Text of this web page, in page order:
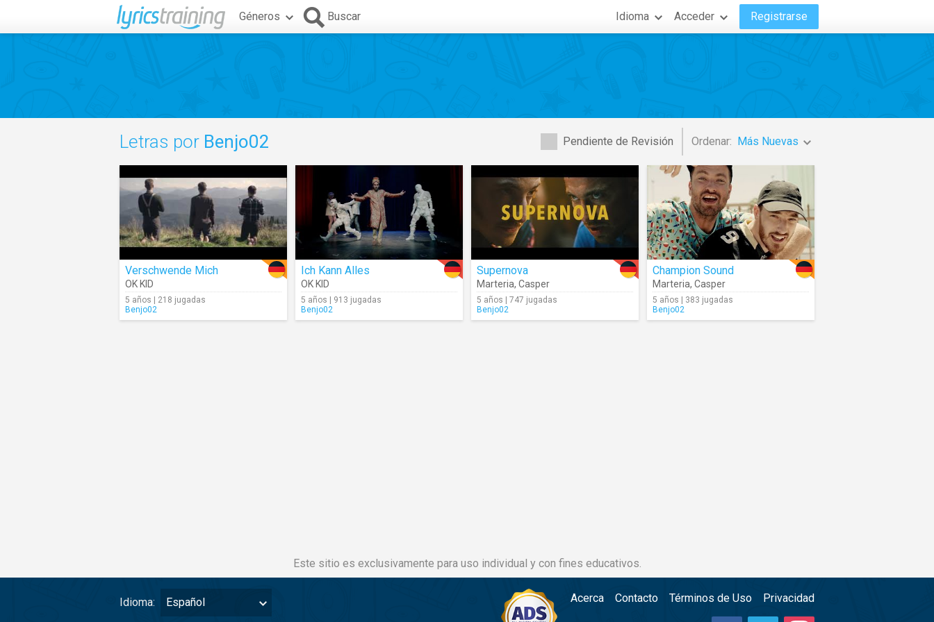
Géneros Buscar Idioma Acceder Registrarse
Pendiente de Revisión Ordenar: Más Nuevas
Letras por Benjo02
Verschwende Mich
OK KID
5 años | 218 jugadas
Benjo02
Ich Kann Alles
OK KID
5 años | 913 jugadas
Benjo02
Supernova
Marteria, Casper
5 años | 747 jugadas
Benjo02
Champion Sound
Marteria, Casper
5 años | 383 jugadas
Benjo02
Este sitio es exclusivamente para uso individual y con fines educativos.
Idioma: Español Acerca Contacto Términos de Uso Privacidad